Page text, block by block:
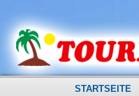
STARTSEITE